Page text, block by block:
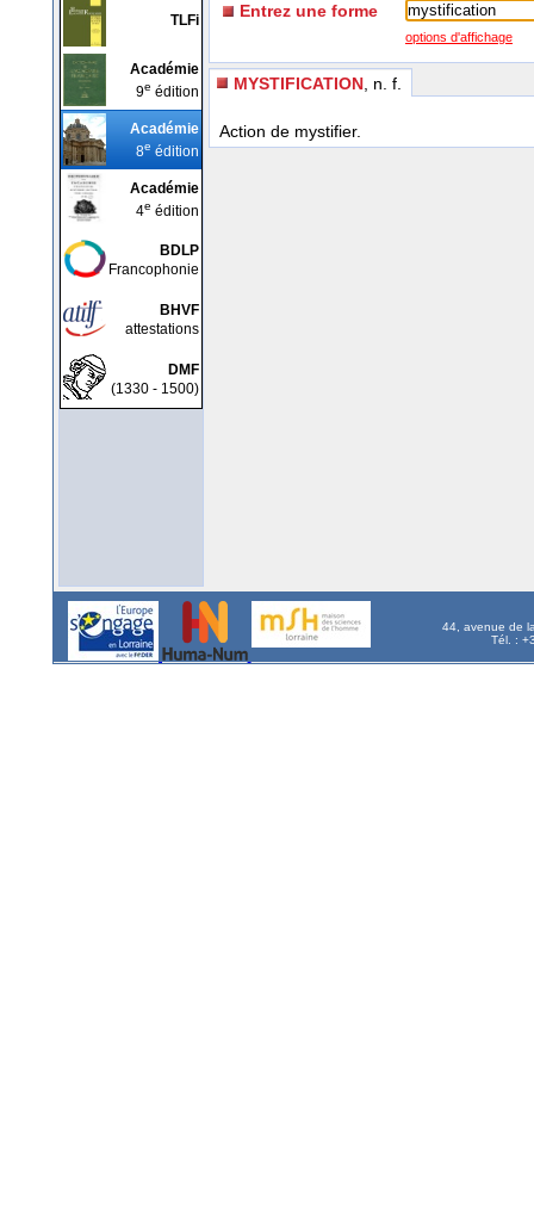
TLFi
Académie
9e édition
Académie
8e édition
Académie
4e édition
BDLP
Francophonie
BHVF
attestations
DMF
(1330 - 1500)
Entrez une forme
options d'affichage
MYSTIFICATION , n. f.
Action de mystifier.
44, avenue de
Tél. :